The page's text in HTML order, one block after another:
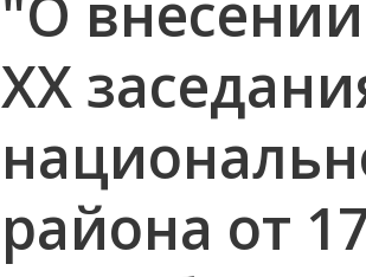
XX
района от